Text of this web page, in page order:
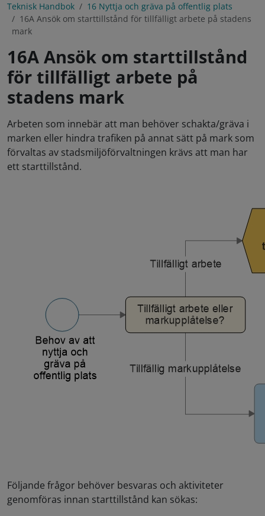
Teknisk Handbok
16 Nyttja och gräva på offentlig plats
16A Ansök om starttillstånd för tillfälligt arbete på stadens
mark
16A Ansök om starttillstånd
för tillfälligt arbete på
stadens mark
Arbeten som innebär att man behöver schakta/gräva i
marken eller hindra trafiken på annat sätt på mark som
förvaltas av stadsmiljöförvaltningen krävs att man har
ett starttillstånd.
Följande frågor behöver besvaras och aktiviteter
genomföras innan starttillstånd kan sökas: